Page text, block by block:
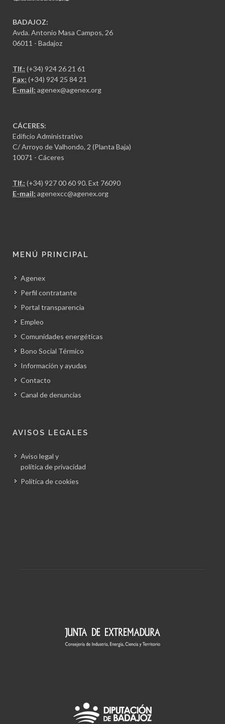
BADAJOZ:
Avda. Antonio Masa Campos, 26
06011 - Badajoz
Tlf.: (+34) 924 26 21 61
Fax: (+34) 924 25 84 21
E-mail: agenex@agenex.org
CÁCERES:
Edificio Administrativo
C/ Arroyo de Valhondo, 2 (Planta Baja)
10071 - Cáceres
Tlf.: (+34) 927 00 60 90. Ext 76090
E-mail: agenexcc@agenex.org
MENÚ PRINCIPAL
Agenex
Perfil contratante
Portal transparencia
Empleo
Comunidades energéticas
Bono Social Térmico
Información y ayudas
Contacto
Canal de denuncias
AVISOS LEGALES
Aviso legal y
política de privacidad
Política de cookies